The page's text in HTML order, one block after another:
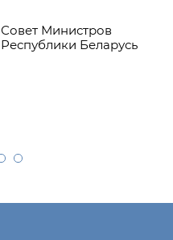
Совет Министров
Республики Беларусь